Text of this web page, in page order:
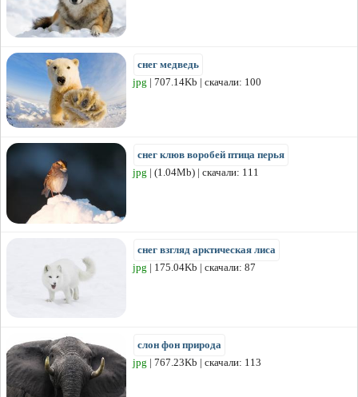
снег медведь
jpg | 707.14Kb | скачали: 100
снег клюв воробей птица перья
jpg | (1.04Mb) | скачали: 111
снег взгляд арктическая лиса
jpg | 175.04Kb | скачали: 87
слон фон природа
jpg | 767.23Kb | скачали: 113